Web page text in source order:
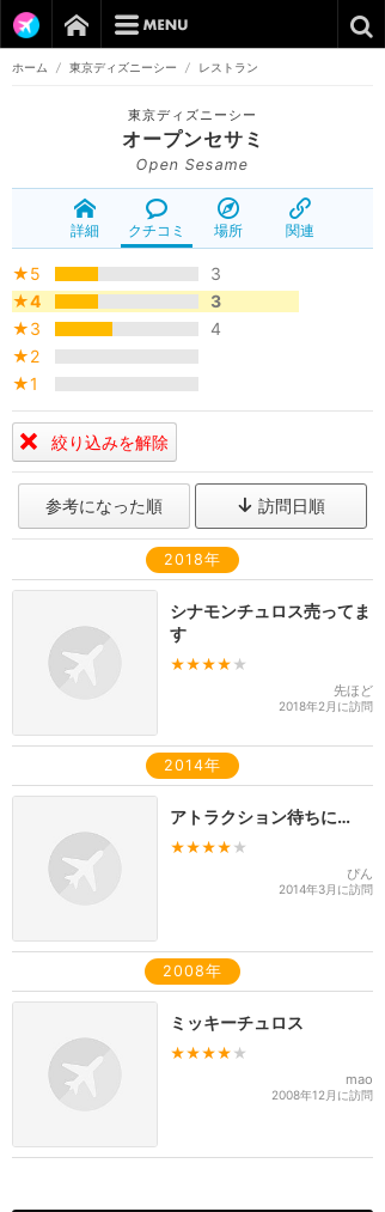
ホーム / 東京ディズニーシー / レストラン
東京ディズニーシー
オープンセサミ
Open Sesame
詳細 クチコミ 場所 関連
★5
3
★4
3
★3
4
★2
★1
絞り込みを解除
参考になった順 訪問日順
2018年
シナモンチュロス売ってま
す
★★★★ ★
先ほど
2018年2月に訪問
2014年
アトラクション待ちに…
★★★★ ★
ぴん
2014年3月に訪問
2008年
ミッキーチュロス
★★★★ ★
mao
2008年12月に訪問